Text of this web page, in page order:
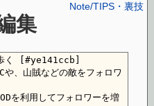
集
Note/TIPS・裏技